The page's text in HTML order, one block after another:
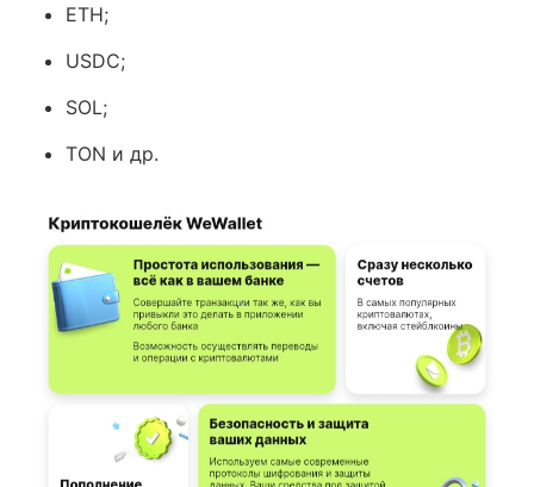
ETH;
USDC;
SOL;
TON и др.